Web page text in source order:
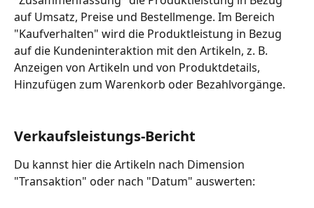
auf Umsatz, Preise und Bestellmenge. Im Bereich
"Kaufverhalten" wird die Produktleistung in Bezug
auf die Kundeninteraktion mit den Artikeln, z. B.
Anzeigen von Artikeln und von Produktdetails,
Hinzufügen zum Warenkorb oder Bezahlvorgänge.
Verkaufsleistungs-Bericht
Du kannst hier die Artikeln nach Dimension
"Transaktion" oder nach "Datum" auswerten: